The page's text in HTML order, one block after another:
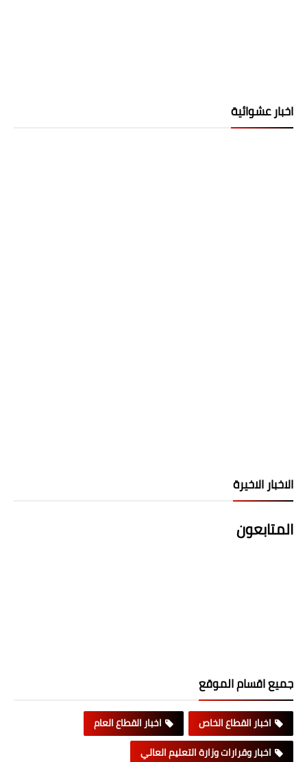
اخبار عشوائية
الاخبار الاخيرة
المتابعون
جميع اقسام الموقع
اخبار القطاع الخاص
اخبار القطاع العام
اخبار وقرارات وزارة التعليم العالي